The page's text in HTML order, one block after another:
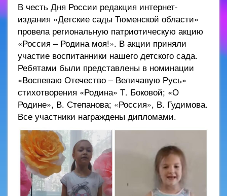
В честь Дня России редакция интернет-
издания «Детские сады Тюменской области»
провела региональную патриотическую акцию
«Россия – Родина моя!». В акции приняли
участие воспитанники нашего детского сада.
Ребятами были представлены в номинации
«Воспеваю Отечество – Величавую Русь»
стихотворения «Родина» Т. Боковой; «О
Родине», В. Степанова; «Россия», В. Гудимова.
Все участники награждены дипломами.